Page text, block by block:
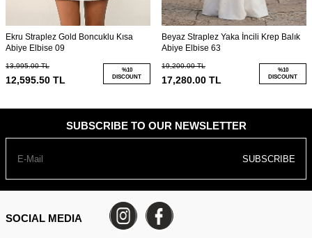
Ekru Straplez Gold Boncuklu Kısa
Abiye Elbise 09
13,995.00TL
12,595.50 TL
%10
DISCOUNT
Beyaz Straplez Yaka İncili Krep Balık
Abiye Elbise 63
19,200.00TL
17,280.00 TL
%10
DISCOUNT
SUBSCRIBE TO OUR NEWSLETTER
SUBSCRIBE
SOCIAL MEDIA